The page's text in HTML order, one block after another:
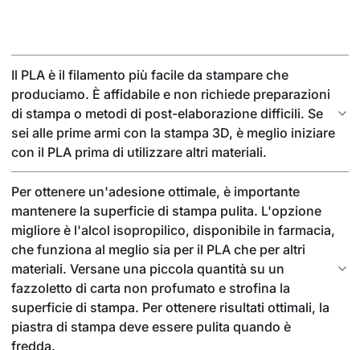
Il PLA è il filamento più facile da stampare che
produciamo. È affidabile e non richiede preparazioni
di stampa o metodi di post-elaborazione difficili. Se
sei alle prime armi con la stampa 3D, è meglio iniziare
con il PLA prima di utilizzare altri materiali.
Per ottenere un'adesione ottimale, è importante
mantenere la superficie di stampa pulita. L'opzione
migliore è l'alcol isopropilico, disponibile in farmacia,
che funziona al meglio sia per il PLA che per altri
materiali. Versane una piccola quantità su un
fazzoletto di carta non profumato e strofina la
superficie di stampa. Per ottenere risultati ottimali, la
piastra di stampa deve essere pulita quando è
fredda.